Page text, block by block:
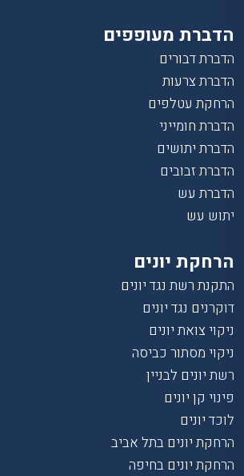
הדברת מעופפים
הדברת דבורים
הדברת צרעות
הרחקת עטלפים
הדברת חומייני
הדברת יתושים
הדברת זבובים
הדברת עש
יתוש עש
הרחקת יונים
התקנת רשת נגד יונים
דוקרנים נגד יונים
ניקוי צואת יונים
ניקוי מסתור כביסה
רשת יונים לבניין
פינוי קן יונים
לוכד יונים
הרחקת יונים בתל אביב
הרחקת יונים בחיפה